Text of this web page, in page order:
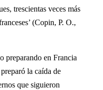
trescientas veces más
(Copin, P. O.,
preparando en Francia
la caída de
que siguieron